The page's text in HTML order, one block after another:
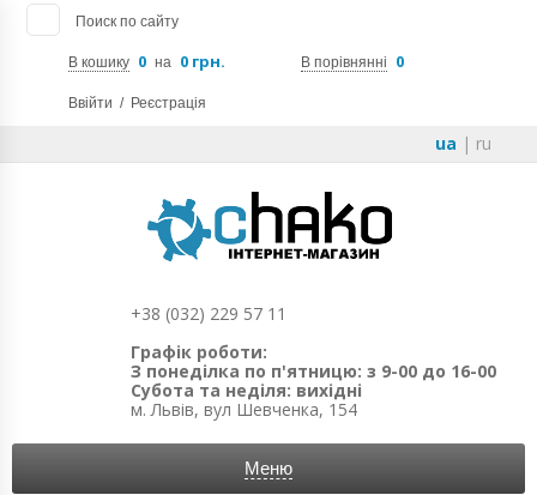
Поиск по сайту
В кошику 0 на 0 грн. В порівнянні 0
Ввійти / Реєстрація
ua | ru
+38 (032) 229 57 11
Графік роботи:
З понеділка по п'ятницю: з 9-00 до 16-00
Субота та неділя: вихідні
м. Львів, вул Шевченка, 154
Меню